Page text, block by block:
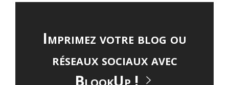
Imprimez votre blog ou
réseaux sociaux avec
BlookUp !